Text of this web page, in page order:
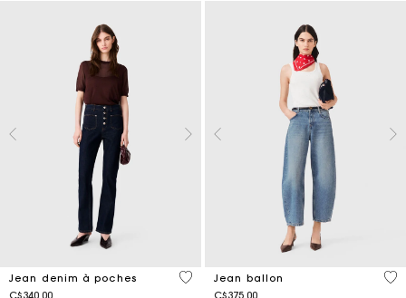
Jean denim à poches
5 out of 5 Customer Rating
Jean ballon
4,4